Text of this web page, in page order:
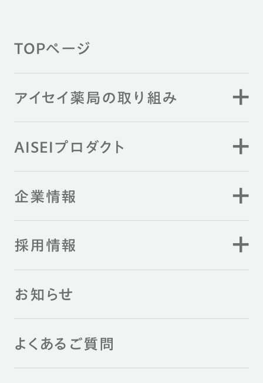
TOPページ
アイセイ薬局の取り組み
AISEIプロダクト
企業情報
採用情報
お知らせ
よくあるご質問